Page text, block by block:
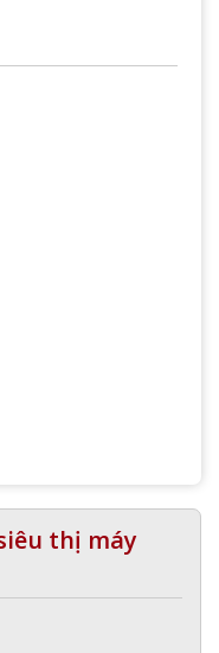
thị máy